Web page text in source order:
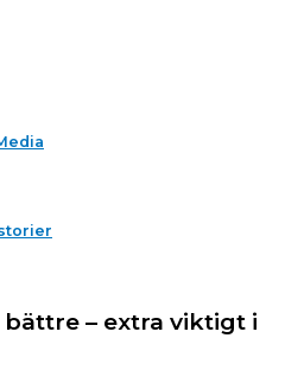
– extra viktigt i